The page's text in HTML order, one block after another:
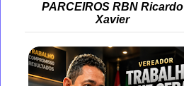
PARCEIROS RBN Ricardo
Xavier